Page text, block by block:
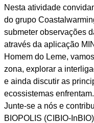
Nesta atividade
do grupo
submeter observações
através da aplicação
Homem do Leme,
zona, explorar a
e ainda discutir as
ecossistemas enfrentam.
Junte-se a nós e
BIOPOLIS (CIBIO-